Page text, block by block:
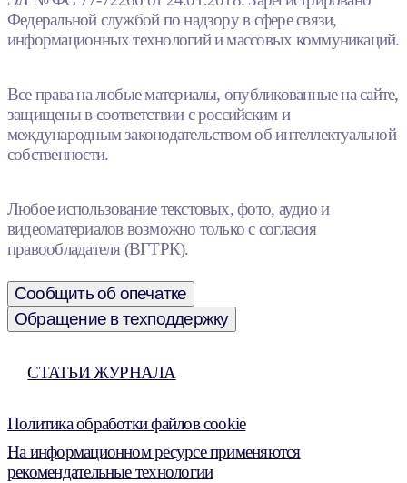
Федеральной службой по надзору в сфере связи,
информационных технологий и массовых коммуникаций.
Все права на любые материалы, опубликованные на сайте,
защищены в соответствии с российским и
международным законодательством об интеллектуальной
собственности.
Любое использование текстовых, фото, аудио и
видеоматериалов возможно только с согласия
правообладателя (ВГТРК).
Сообщить об опечатке
Обращение в техподдержку
СТАТЬИ ЖУРНАЛА
Политика обработки файлов cookie
На информационном ресурсе применяются
рекомендательные технологии